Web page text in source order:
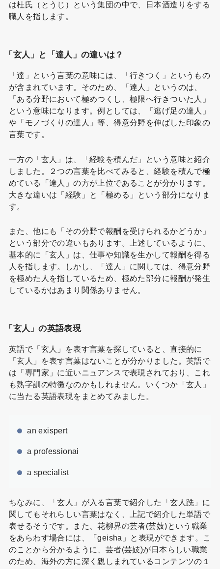
は杜氏（とうじ）という集団の中で、日本酒造りをする
職人を指します。
「玄人」と「達人」の違いは？
「達」という言葉の意味には、「行きつく」というもの
が含まれています。そのため、「達人」というのは、
「ある分野において極めつくし、極限へ行きついた人」
という意味になります。例としては、「逃げ足の達人」
や「モノづくりの達人」等、得意分野を伸ばした印象の
言葉です。
一方の「玄人」は、「経験を積んだ」という意味と紹介
しました。２つの言葉を比べてみると、経験を積んで極
めている「達人」の方が上位であることが分かります。
大きな違いは「経験」と「極める」という部分になりま
す。
また、他にも「その分野で報酬を受けられるかどうか」
という部分での違いもあります。上述しているように、
基本的に「玄人」は、仕事や知識を生かして報酬を得る
人を指します。しかし、「達人」に関しては、得意分野
を極めた人を指しているため、極めた部分に報酬が発生
しているかはあまり関係ありません。
「玄人」の英語表現
英語で「玄人」を表す言葉を探していると、直接的に
「玄人」を表す言葉はないことが分かりました。英語で
は「専門家」に近いニュアンスで表現されており、これ
も熟字訓の特徴なのかもしれません。いくつか「玄人」
に当たる英語表現をまとめてみました。
an exispert
a professionai
a specialist
ちなみに、「玄人」が入る言葉で紹介した「玄人跣」に
関してもそれらしい言葉はなく、上記で紹介した単語で
表せるそうです。また、花柳界の芸者(芸妓)という職業
をあらわす場合には、「geisha」と表現ができます。こ
のことから分かるように、芸者(芸妓)が日本らしい職業
のため、海外の方に深く親しまれているコンテンツの１